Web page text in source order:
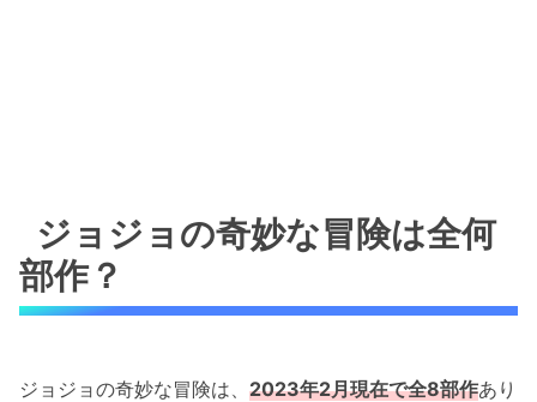
ジョジョの奇妙な冒険は全何
部作？
ジョジョの奇妙な冒険は、 2023年2月現在で全8部作あり